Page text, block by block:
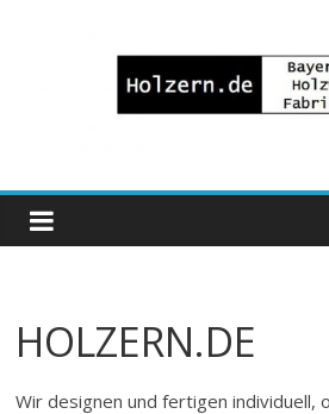
Bayrische
Holzwaren
Fabrikation
HOLZERN.DE
Wir designen und fertigen individuell,